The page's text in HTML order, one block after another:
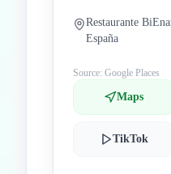
Restaurante
España
Source: Google Places
Maps
TikTok